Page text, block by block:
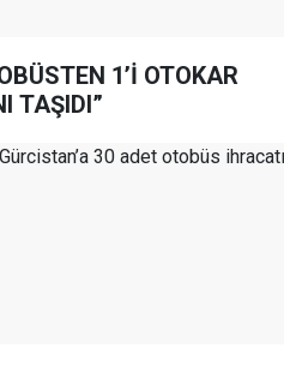
1’İ OTOKAR
TAŞIDI”